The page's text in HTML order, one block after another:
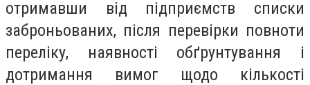
отримавши від підприємств списки
заброньованих, після перевірки повноти
переліку, наявності обґрунтування і
дотримання вимог щодо кількості